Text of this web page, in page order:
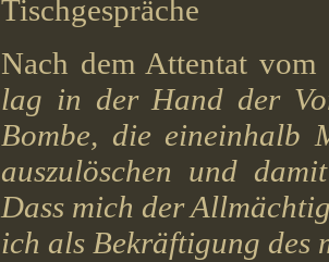
Tischgespräche
Nach dem Attentat
lag in der Hand der
Bombe, die eineinhalb
auszulöschen und
Dass mich der
ich als Bekräftigung des